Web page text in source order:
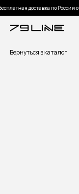
доставка по России от
Вернуться в каталог